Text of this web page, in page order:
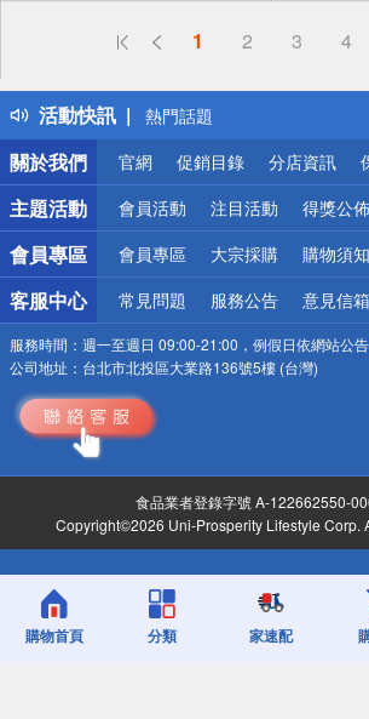
1 2 3 4
活動快訊
偏遠地區配送
得獎公告
熱門話題
銀行優惠
偏遠地區配送
詐騙網頁！請小心！
關於我們
官網 促銷目錄 分店資訊
主題活動 會員活動 注目活動 得獎公佈
會員專區 會員專區 大宗採購 購物須知
客服中心 常見問題 服務公告 意見信箱
服務時間： 週一至週日 09:00-21:00，例假日依網站公
公司地址： 台北市北投區大業路136號5樓 (台灣)
食品業者登錄字號 A-122662550-
Copyright©2026 Uni-Prosperity Lifestyle Corp.
購物首頁 分類 家速配